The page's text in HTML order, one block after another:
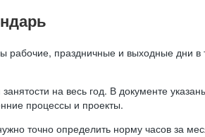
праздничные и выходные дни в
на весь год. В документе
процессы и проекты.
точно определить норму часов за